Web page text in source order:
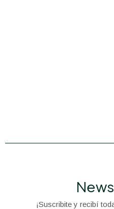
¡Suscribite y recibí